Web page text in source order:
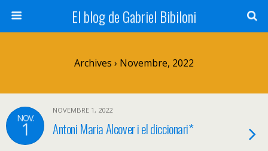
El blog de Gabriel Bibiloni
Archives › Novembre, 2022
NOV.
1
NOVEMBRE 1, 2022
Antoni Maria Alcover i el diccionari*